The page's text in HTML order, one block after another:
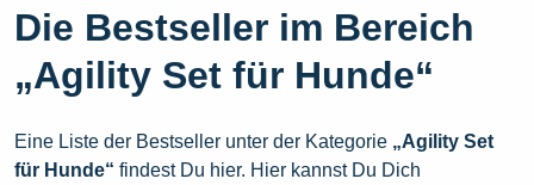
Die Bestseller im Bereich
„Agility Set für Hunde“
Eine Liste der Bestseller unter der Kategorie „Agility Set
für Hunde“ findest Du hier. Hier kannst Du Dich